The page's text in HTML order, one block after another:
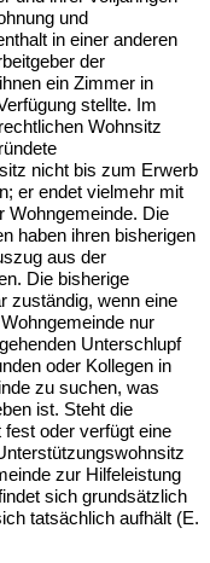
und
in einer anderen
der
ein Zimmer in
stellte. Im
Wohnsitz
nicht bis zum Erwerb
er endet vielmehr mit
Wohngemeinde. Die
haben ihren bisherigen
aus der
Die bisherige
zuständig, wenn eine
nur
Unterschlupf
oder Kollegen in
zu suchen, was
ist. Steht die
oder verfügt eine
zur Hilfeleistung
sich grundsätzlich
tatsächlich aufhält (E.